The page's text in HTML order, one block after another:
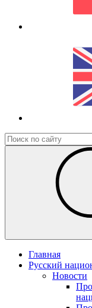
Главная
Русский
Новости